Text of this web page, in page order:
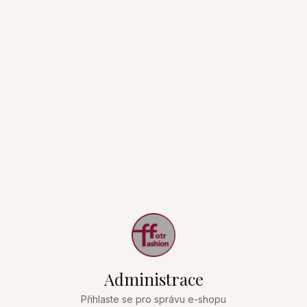
Administrace
Přihlaste se pro správu e-shopu